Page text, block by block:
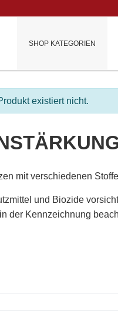
SHOP KATEGORIEN
existiert nicht.
mit verschiedenen
und Biozide
der Kennzeichnung